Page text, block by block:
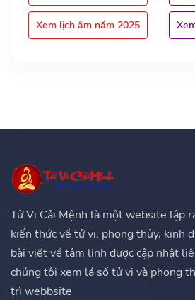
Xem lịch âm năm 2025
Tử Vi Cải Mệnh là một website lập
kiến thức về tử vi, phong thủy, kinh
bài viết về tâm linh được cập nhật
chúng tôi xem lá số tử vi và phong
trì webbsite